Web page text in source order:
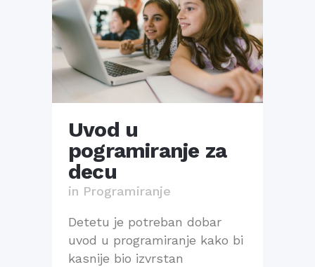
Uvod u
pogramiranje za
decu
in Programiranje
Detetu je potreban dobar
uvod u programiranje kako bi
kasnije bio izvrstan